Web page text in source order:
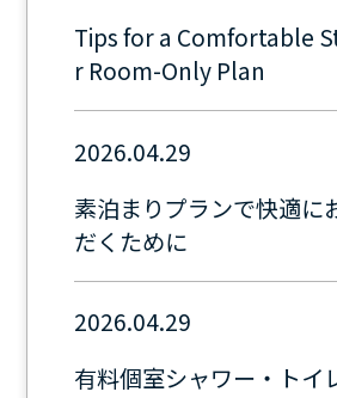
Tips for a Comfortable
r Room-Only Plan
2026.04.29
素泊まりプランで快適に
だくために
2026.04.29
有料個室シャワー・トイ